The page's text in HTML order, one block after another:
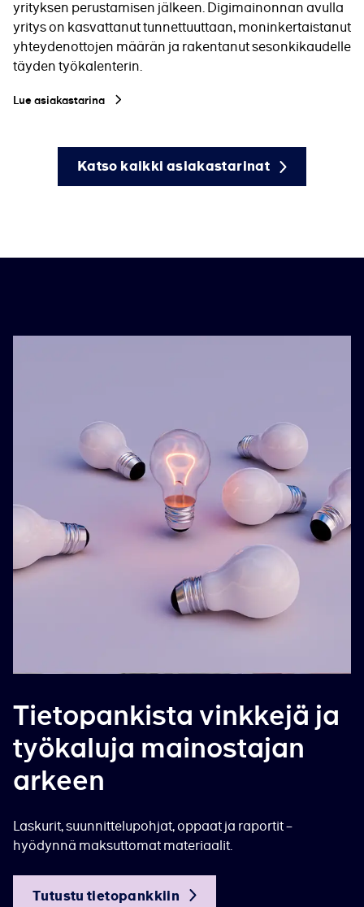
yrityksen perustamisen jälkeen. Digimainonnan avulla
yritys on kasvattanut tunnettuuttaan, moninkertaistanut
yhteydenottojen määrän ja rakentanut sesonkikaudelle
täyden työkalenterin.
Lue asiakastarina
Katso kaikki asiakastarinat
Tietopankista vinkkejä ja
työkaluja mainostajan
arkeen
Laskurit, suunnittelupohjat, oppaat ja raportit –
hyödynnä maksuttomat materiaalit.
Tutustu tietopankkiin